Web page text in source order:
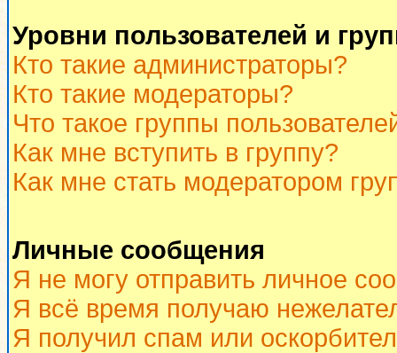
Уровни пользователей и
Кто такие администраторы?
Кто такие модераторы?
Что такое группы
Как мне вступить в группу?
Как мне стать модератором
Личные сообщения
Я не могу отправить личное
Я всё время получаю
Я получил спам или